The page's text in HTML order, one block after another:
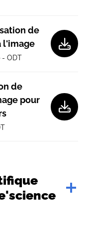
de
l'image
- ODT
de
pour